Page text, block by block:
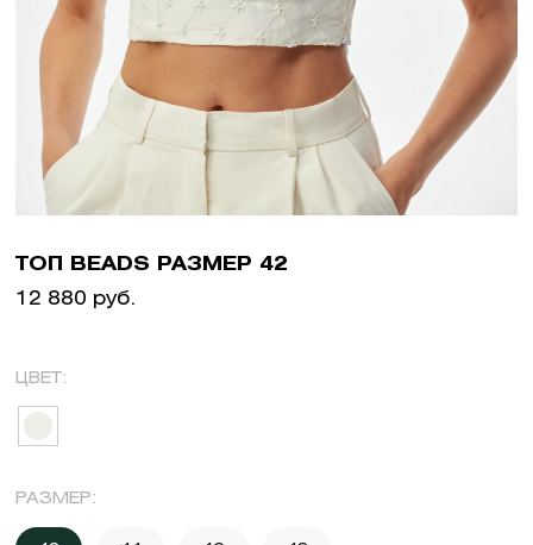
ТОП BEADS РАЗМЕР 42
12 880 руб.
ЦВЕТ:
РАЗМЕР: